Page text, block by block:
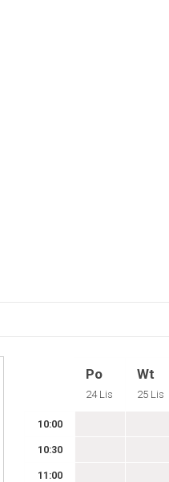
Po
24 Lis
Wt
25 Lis
10:00
10:30
11:00